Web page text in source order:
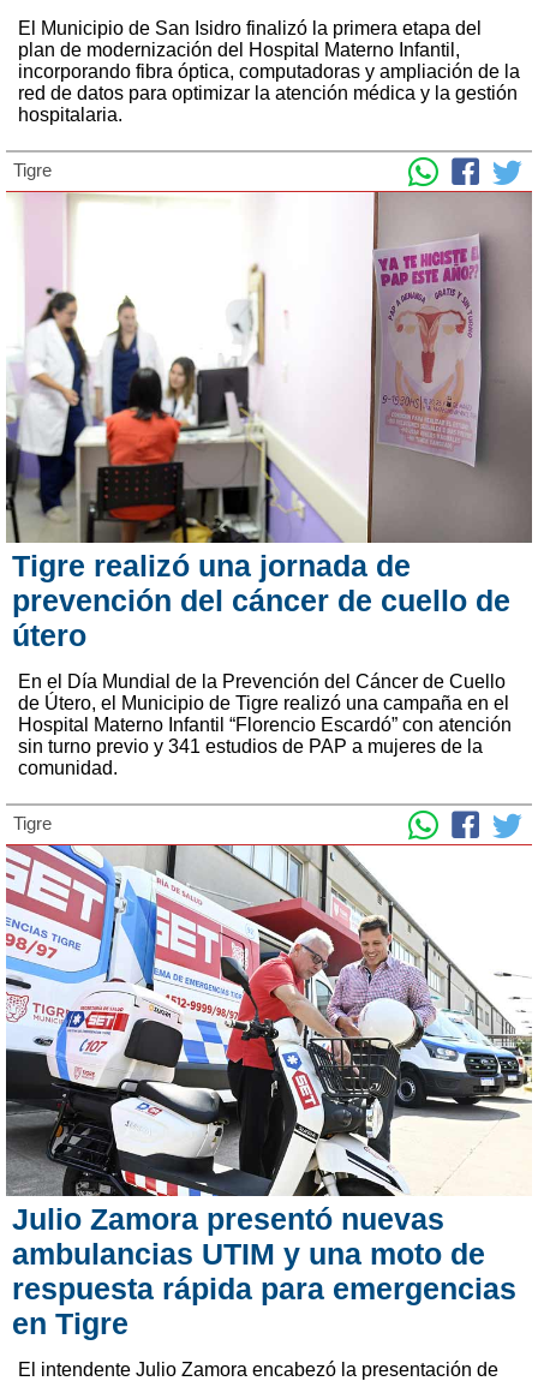
El Municipio de San Isidro finalizó la primera etapa del
plan de modernización del Hospital Materno Infantil,
incorporando fibra óptica, computadoras y ampliación de la
red de datos para optimizar la atención médica y la gestión
hospitalaria.
Tigre
Tigre realizó una jornada de
prevención del cáncer de cuello de
útero
En el Día Mundial de la Prevención del Cáncer de Cuello
de Útero, el Municipio de Tigre realizó una campaña en el
Hospital Materno Infantil “Florencio Escardó” con atención
sin turno previo y 341 estudios de PAP a mujeres de la
comunidad.
Tigre
Julio Zamora presentó nuevas
ambulancias UTIM y una moto de
respuesta rápida para emergencias
en Tigre
El intendente Julio Zamora encabezó la presentación de